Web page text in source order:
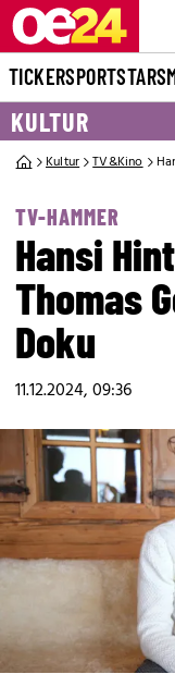
TICKERSPORTSTARS
KULTUR
Kultur TV&Kino
TV-HAMMER
Hansi
Thomas
Doku
11.12.2024, 09:36